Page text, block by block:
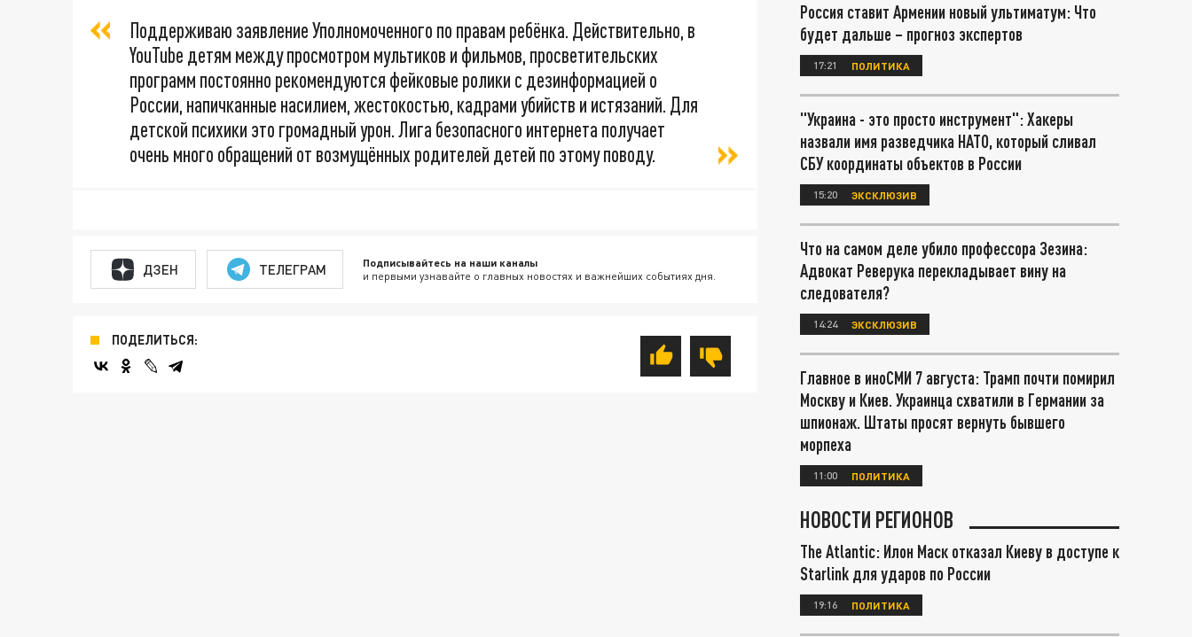
Поддерживаю заявление Уполномоченного по правам ребёнка. Действительно, в
YouTube детям между просмотром мультиков и фильмов, просветительских
программ постоянно рекомендуются фейковые ролики с дезинформацией о
России, напичканные насилием, жестокостью, кадрами убийств и истязаний. Для
детской психики это громадный урон. Лига безопасного интернета получает
очень много обращений от возмущённых родителей детей по этому поводу.
ДЗЕН ТЕЛЕГРАМ Подписывайтесь на наши каналы
и первыми узнавайте о главных новостях и важнейших событиях дня.
ПОДЕЛИТЬСЯ:
Россия ставит Армении новый ультиматум: Что
будет дальше – прогноз экспертов
17:21 ПОЛИТИКА
"Украина - это просто инструмент": Хакеры
назвали имя разведчика НАТО, который сливал
СБУ координаты объектов в России
15:20 ЭКСКЛЮЗИВ
Что на самом деле убило профессора Зезина:
Адвокат Реверука перекладывает вину на
следователя?
14:24 ЭКСКЛЮЗИВ
Главное в иноСМИ 7 августа: Трамп почти помирил
Москву и Киев. Украинца схватили в Германии за
шпионаж. Штаты просят вернуть бывшего
морпеха
11:00 ПОЛИТИКА
НОВОСТИ РЕГИОНОВ
The Atlantic: Илон Маск отказал Киеву в доступе к
Starlink для ударов по России
19:16 ПОЛИТИКА